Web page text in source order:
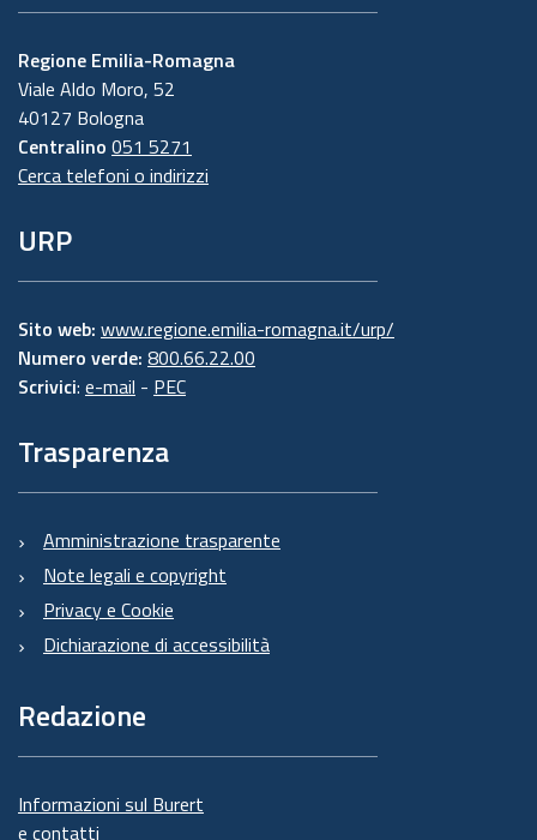
Regione Emilia-Romagna
Viale Aldo Moro, 52
40127 Bologna
Centralino 051 5271
Cerca telefoni o indirizzi
URP
Sito web: www.regione.emilia-romagna.it/urp/
Numero verde: 800.66.22.00
Scrivici: e-mail - PEC
Trasparenza
Amministrazione trasparente
Note legali e copyright
Privacy e Cookie
Dichiarazione di accessibilità
Redazione
Informazioni sul Burert
e contatti